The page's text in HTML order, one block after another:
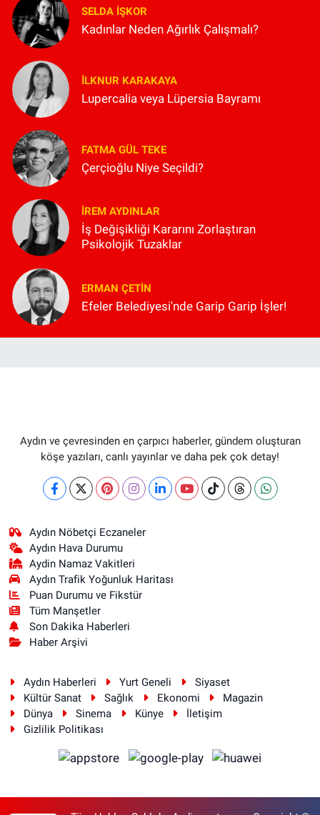
SELDA İŞKOR
Kadınlar Neden Ağırlık Çalışmalı?
İLKNUR KARAKAYA
Lupercalia veya Lüpersia Bayramı
FATMA GÜL TEKE
Çerçioğlu Niye Seçildi?
İREM AYDINLAR
İş Değişikliği Kararını Zorlaştıran
Psikolojik Tuzaklar
ERMAN ÇETIN
Efeler Belediyesi'nde Garip Garip İşler!
Aydın ve çevresinden en çarpıcı haberler, gündem oluşturan
köşe yazıları, canlı yayınlar ve daha pek çok detay!
Aydın Nöbetçi Eczaneler
Aydın Hava Durumu
Aydin Namaz Vakitleri
Aydın Trafik Yoğunluk Haritası
Puan Durumu ve Fikstür
Tüm Manşetler
Son Dakika Haberleri
Haber Arşivi
Aydın Haberleri Yurt Geneli
Siyaset
Kültür Sanat
Sağlık Ekonomi
Magazin
Dünya
Sinema Künye
İletişim
Gizlilik Politikası